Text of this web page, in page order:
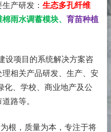
产研发： 生态多孔纤维
棉雨水调蓄模块、 育苗种植
设项目的系统解决方案咨
相关产品研发、生产、安
化、学校、商业地产及公
路等。
根，质量为本，专注于将